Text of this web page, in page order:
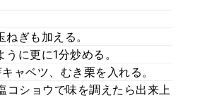
ぎも加える。
に更に1分炒める。
ャベツ、むき栗を入れる。
コショウで味を調えたら出来上